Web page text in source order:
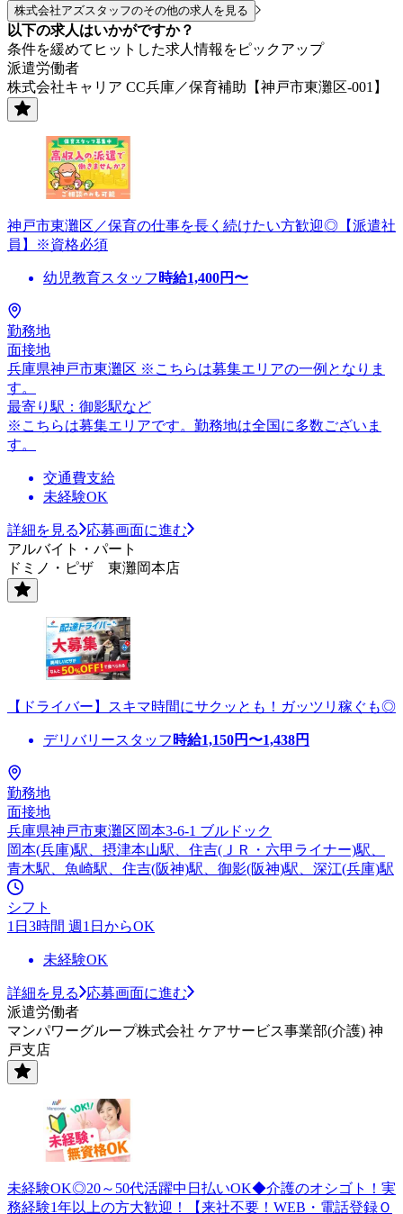
株式会社アズスタッフのその他の求人を見る
以下の求人はいかがですか？
条件を緩めてヒットした求人情報をピックアップ
派遣労働者
株式会社キャリア CC兵庫／保育補助【神戸市東灘区-001】
神戸市東灘区／保育の仕事を長く続けたい方歓迎◎【派遣社
員】※資格必須
幼児教育スタッフ 時給1,400円〜
勤務地
面接地
兵庫県神戸市東灘区 ※こちらは募集エリアの一例となりま
す。
最寄り駅：御影駅など
※こちらは募集エリアです。勤務地は全国に多数ございま
す。
交通費支給
未経験OK
詳細を見る
応募画面に進む
アルバイト・パート
ドミノ・ピザ 東灘岡本店
【ドライバー】スキマ時間にサクッとも！ガッツリ稼ぐも◎
デリバリースタッフ 時給1,150円〜1,438円
勤務地
面接地
兵庫県神戸市東灘区岡本3-6-1 ブルドック
岡本(兵庫)駅、摂津本山駅、住吉(ＪＲ・六甲ライナー)駅、
青木駅、魚崎駅、住吉(阪神)駅、御影(阪神)駅、深江(兵庫)駅
シフト
1日3時間 週1日からOK
未経験OK
詳細を見る
応募画面に進む
派遣労働者
マンパワーグループ株式会社 ケアサービス事業部(介護) 神
戸支店
未経験OK◎20～50代活躍中日払いOK◆介護のオシゴト！実
務経験1年以上の方大歓迎！【来社不要！WEB・電話登録Ｏ